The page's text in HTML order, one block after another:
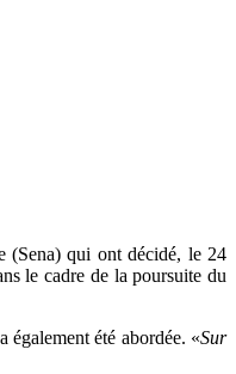
(Sena) qui ont décidé, le 24
le cadre de la poursuite du
également été abordée. «Sur